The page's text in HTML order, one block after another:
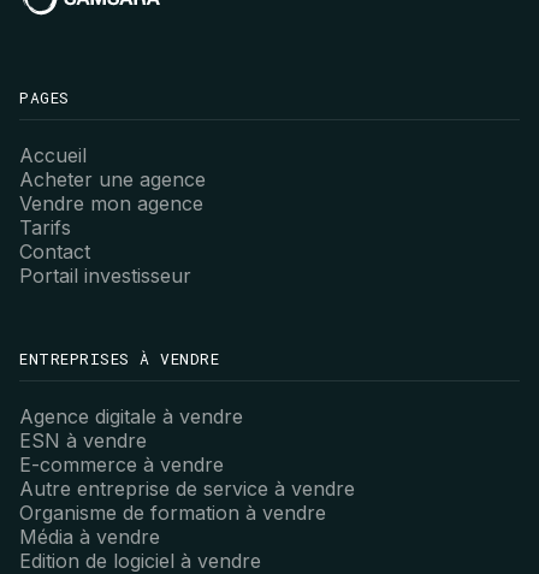
PAGES
Accueil
Acheter une agence
Vendre mon agence
Tarifs
Contact
Portail investisseur
ENTREPRISES À VENDRE
Agence digitale à vendre
ESN à vendre
E-commerce à vendre
Autre entreprise de service à vendre
Organisme de formation à vendre
Média à vendre
Edition de logiciel à vendre